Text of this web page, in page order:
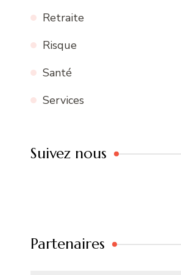
Retraite
Risque
Santé
Services
Suivez nous
Partenaires